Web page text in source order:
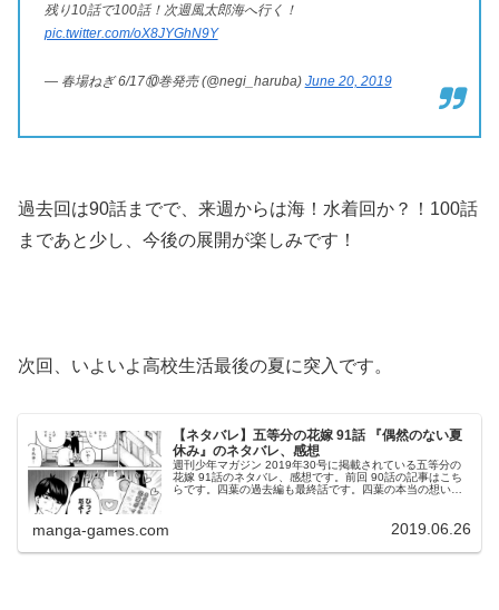
残り10話で100話！次週風太郎海へ行く！
pic.twitter.com/oX8JYGhN9Y
— 春場ねぎ 6/17⑩巻発売 (@negi_haruba) June 20, 2019
過去回は90話までで、来週からは海！水着回か？！100話
まであと少し、今後の展開が楽しみです！
次回、いよいよ高校生活最後の夏に突入です。
【ネタバレ】五等分の花嫁 91話 『偶然のない夏
休み』のネタバレ、感想
週刊少年マガジン 2019年30号に掲載されている五等分の
花嫁 91話のネタバレ、感想です。前回 90話の記事はこち
らです。四葉の過去編も最終話です。四葉の本当の想いが
manga-games.com 2019.06.26